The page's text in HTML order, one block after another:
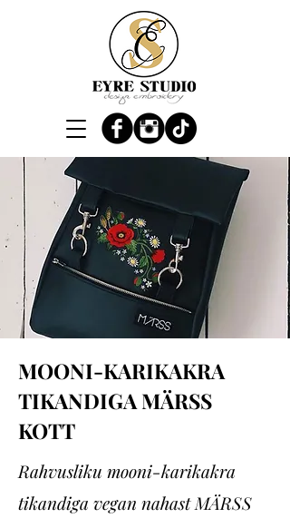
MOONI-KARIKAKRA
TIKANDIGA MÄRSS
KOTT
Rahvusliku mooni-karikakra
tikandiga vegan nahast MÄRSS